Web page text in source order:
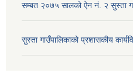
सम्बत २०७५ सालको ऐन नं. २ सुस्ता
सुस्ता गाउँपालिकाको प्रशासकीय